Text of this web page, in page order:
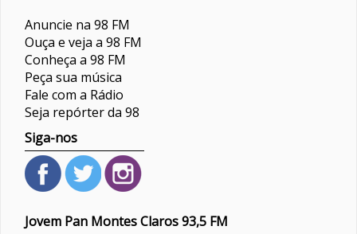
Anuncie na 98 FM
Ouça e veja a 98 FM
Conheça a 98 FM
Peça sua música
Fale com a Rádio
Seja repórter da 98
Siga-nos
Jovem Pan Montes Claros 93,5 FM